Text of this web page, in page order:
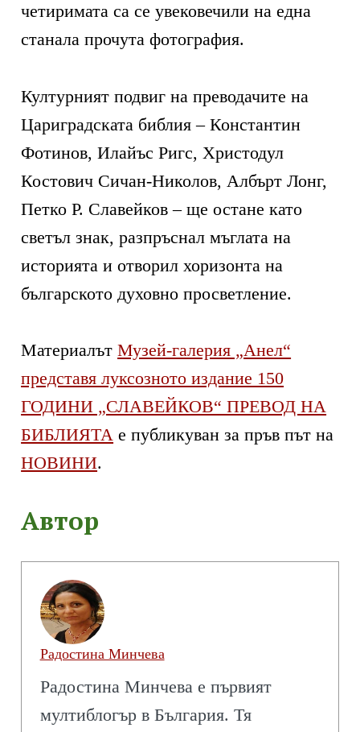
четиримата са се увековечили на една
станала прочута фотография.
Културният подвиг на преводачите на
Цариградската библия – Константин
Фотинов, Илайъс Ригс, Христодул
Костович Сичан-Николов, Албърт Лонг,
Петко Р. Славейков – ще остане като
светъл знак, разпръснал мъглата на
историята и отворил хоризонта на
българското духовно просветление.
МатериалътМузей-галерия „Анел“
представя луксозното издание 150
ГОДИНИ „СЛАВЕЙКОВ“ ПРЕВОД НА
БИБЛИЯТА е публикуван за пръв път на
НОВИНИ.
Автор
Радостина Минчева
Радостина Минчева е първият
мултиблогър в България. Тя